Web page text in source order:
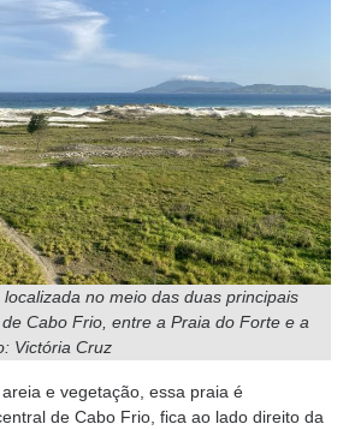
no meio das duas principais
Cabo Frio, entre a Praia do Forte e a
Victória Cruz
e vegetação, essa praia é
de Cabo Frio, fica ao lado direito da